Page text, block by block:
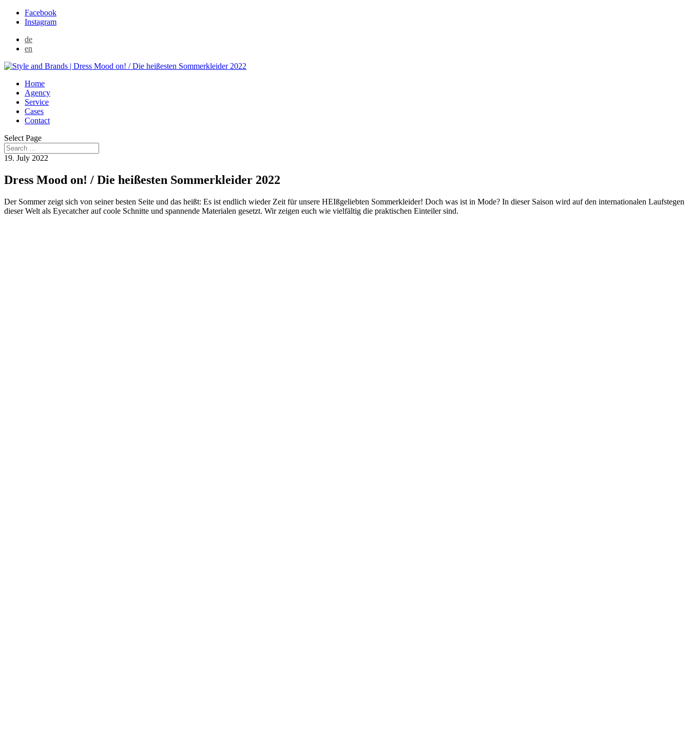
Facebook
Instagram
de
en
Home
Agency
Service
Cases
Contact
Select Page
19. July 2022
Dress Mood on! / Die heißesten Sommerkleider 2022
Der Sommer zeigt sich von seiner besten Seite und das heißt: Es ist endlich wieder Zeit für unsere HEIßgeliebten Sommerkleider! Doch was ist in Mode? In dieser Saison wird auf den internationalen Laufstegen
dieser Welt als Eyecatcher auf coole Schnitte und spannende Materialen gesetzt. Wir zeigen euch wie vielfältig die praktischen Einteiler sind.